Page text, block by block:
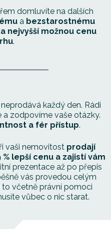
domluvíte na dalších
a bezstarostnému
nejvyšší možnou cenu
.
každý den. Rádi
zodpovíme vaše otázky.
a fér přístup.
vaši nemovitost prodají
lepší cenu a zajistí vám
prezentace až po přepis
vás provedou celým
včetně právní pomoci
vůbec o nic starat.